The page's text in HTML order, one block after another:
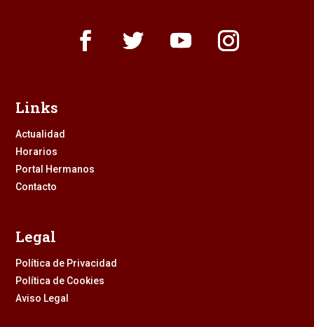
Links
Actualidad
Horarios
Portal Hermanos
Contacto
Legal
Política de Privacidad
Política de Cookies
Aviso Legal